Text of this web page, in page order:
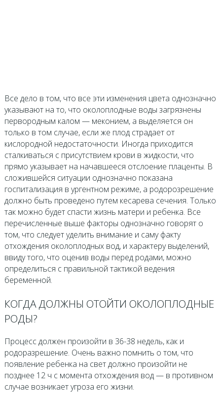
Все дело в том, что все эти изменения цвета однозначно
указывают на то, что околоплодные воды загрязнены
первородным калом — меконием, а выделяется он
только в том случае, если же плод страдает от
кислородной недостаточности. Иногда приходится
сталкиваться с присутствием крови в жидкости, что
прямо указывает на начавшееся отслоение плаценты. В
сложившейся ситуации однозначно показана
госпитализация в ургентном режиме, а родорозрешение
должно быть проведено путем кесарева сечения. Только
так можно будет спасти жизнь матери и ребенка. Все
перечисленные выше факторы однозначно говорят о
том, что следует уделить внимание и саму факту
отхождения околоплодных вод, и характеру выделений,
ввиду того, что оценив воды перед родами, можно
определиться с правильной тактикой ведения
беременной.
КОГДА ДОЛЖНЫ ОТОЙТИ ОКОЛОПЛОДНЫЕ
РОДЫ?
Процесс должен произойти в 36-38 недель, как и
родоразрешение. Очень важно помнить о том, что
появление ребенка на свет должно произойти не
позднее 12 ч с момента отхождения вод — в противном
случае возникает угроза его жизни.